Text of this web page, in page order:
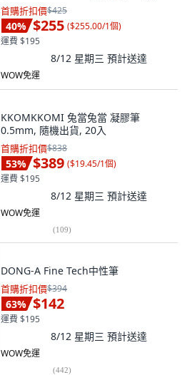
首購折扣價$425
40% $255 ($255.00/1個)
運費 $195
8/12 星期三 預計送達
WOW免運
KKOMKKOMI 兔當兔當 凝膠筆
0.5mm, 隨機出貨, 20入
首購折扣價$838
53% $389 ($19.45/1個)
運費 $195
8/12 星期三 預計送達
WOW免運
(109)
DONG-A Fine Tech中性筆
首購折扣價$394
63% $142
運費 $195
8/12 星期三 預計送達
WOW免運
(442)